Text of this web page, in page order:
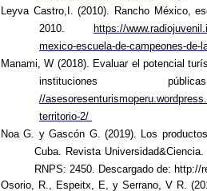
Leyva Castro,I. (2010). Rancho México,
2010.
https://
mexico-escuela-de-campeones-de-
Manami, W (2018). Evaluar el potencial
//
territorio-2/
Noa G. y Gascón G. (2019). Los
Cuba. Revista
RNPS: 2450. Descargado de: http://
Osorio, R., Espeitx, E, y Serrano, V R.